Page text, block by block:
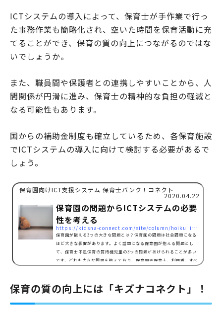
ICTシステムの導入によって、保育士が手作業で行っ
た事務作業も簡略化され、空いた時間を保育活動に充
てることができ、保育の質の向上につながるのではな
いでしょうか。
また、職員間や保護者との連携しやすいことから、人
間関係が円滑に進み、保育士の精神的な負担の軽減と
なる可能性もあります。
国からの補助金制度も確立しているため、各保育施設
でICTシステムの導入に向けて検討する必要があるで
しょう。
保育園向けICT支援システム 保育士バンク！コネクト
2020.04.22
保育園の問題からICTシステムの必要
性を考える
https://kidsna-connect.com/site/column/hoiku_ict/2208
保育園が抱える3つの大きな問題とは？保育園の問題は社会問題になる
ほど大きな影響があります。よく話題になる保育園が抱える問題とし
て、保育士不足保育の質待機児童の3つの問題があげられることが多い
です。どれも大きな問題を抱えており、保育園や保育士、利用者、すべ
って待機児童も増えてしまう側面があります。保育園が抱える3つの大
きな問題を紐解き、ICTシステム導入の必要性を考えていきま…
保育の質の向上には「キズナコネクト」！